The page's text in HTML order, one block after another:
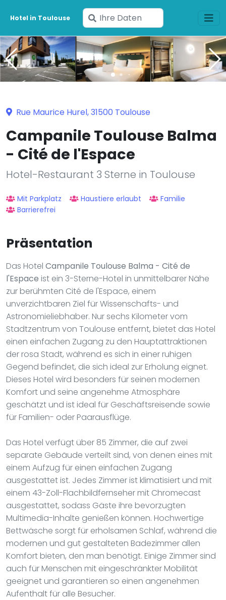
Hotel in Toulouse
Geben
Sie
Ihre
Daten
ein
Rue Maurice Hurel, 31500 Toulouse
Campanile Toulouse Balma
- Cité de l'Espace
Hotel-Restaurant 3 Sterne in Toulouse
Mit Parkplatz Haustiere erlaubt
Familie
Barrierefrei
Präsentation
Das Hotel Campanile Toulouse Balma - Cité de
l'Espace ist ein 3-Sterne-Hotel in unmittelbarer Nähe
zur berühmten Cité de l'Espace, einem
unverzichtbaren Ziel für Wissenschafts- und
Astronomieliebhaber. Nur sechs Kilometer vom
Stadtzentrum von Toulouse entfernt, bietet das Hotel
einen einfachen Zugang zu den Hauptattraktionen
der rosa Stadt, während es sich in einer ruhigen
Gegend befindet, die sich ideal zur Erholung eignet.
Dieses Hotel wird besonders für seinen modernen
Komfort und seine angenehme Atmosphäre
geschätzt und ist ideal für Geschäftsreisende sowie
für Familien- oder Paarausflüge.
Das Hotel verfügt über 85 Zimmer, die auf zwei
separate Gebäude verteilt sind, von denen eines mit
einem Aufzug für einen einfachen Zugang
ausgestattet ist. Jedes Zimmer ist klimatisiert und mit
einem 43-Zoll-Flachbildfernseher mit Chromecast
ausgestattet, sodass Gäste ihre bevorzugten
Multimedia-Inhalte genießen können. Hochwertige
Bettwäsche sorgt für erholsamen Schlaf, während die
modernen und gut gestalteten Badezimmer allen
Komfort bieten, den man benötigt. Einige Zimmer sind
auch für Menschen mit eingeschränkter Mobilität
geeignet und garantieren so einen angenehmen
Aufenthalt für alle Besucher.